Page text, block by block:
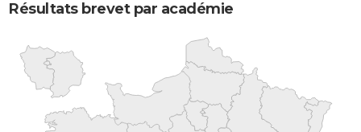
Résultats brevet par académie